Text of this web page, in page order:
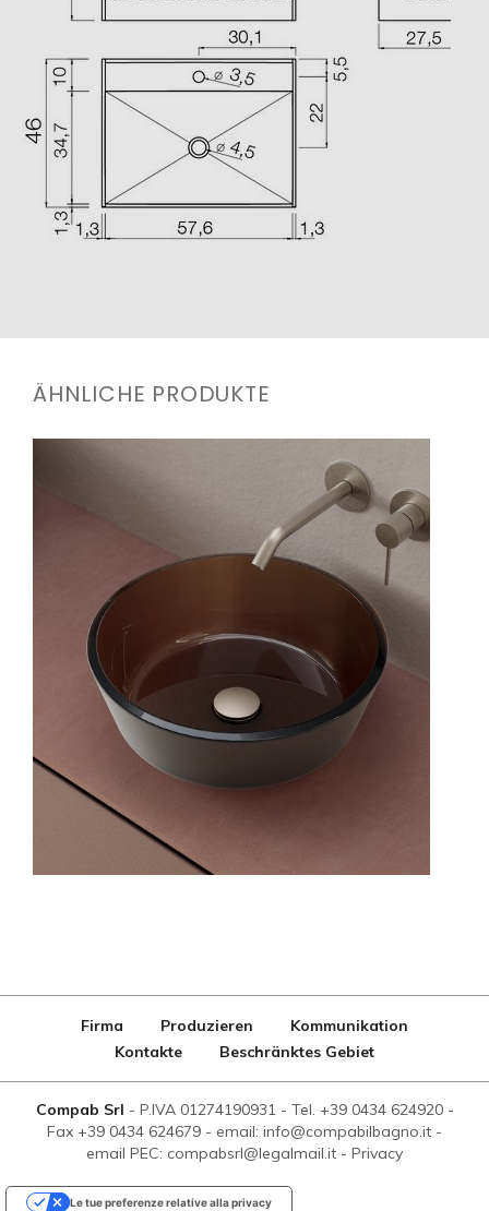
ÄHNLICHE PRODUKTE
Firma Produzieren
Kommunikation
Kontakte
Beschränktes Gebiet
Compab Srl - P.IVA 01274190931- Tel. +39 0434 624920-
Fax +39 0434 624679 - email: info@compabilbagno.it -
email PEC: compabsrl@legalmail.it - Privacy
Le tue preferenze relative alla privacy